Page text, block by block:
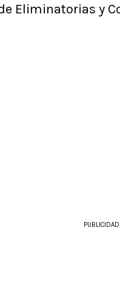
Eliminatorias y
PUBLICIDAD